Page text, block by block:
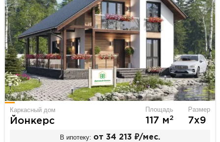
Каркасный дом
Йонкерс
Площадь
117 м2
Размер
7х9
В ипотеку: от 34 213 ₽/мес.